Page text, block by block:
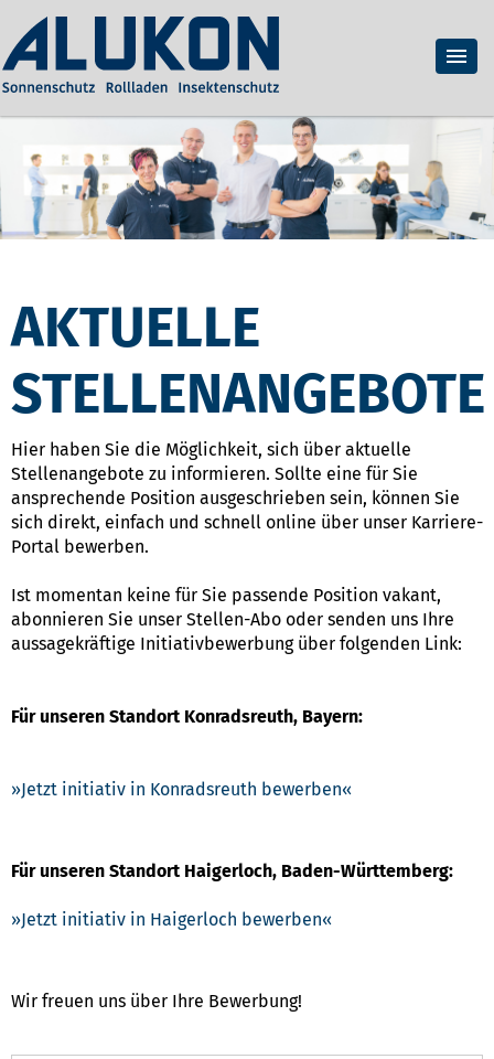
AKTUELLE
STELLENANGEBOTE
Hier haben Sie die Möglichkeit, sich über aktuelle
Stellenangebote zu informieren. Sollte eine für Sie
ansprechende Position ausgeschrieben sein, können Sie
sich direkt, einfach und schnell online über unser Karriere-
Portal bewerben.
Ist momentan keine für Sie passende Position vakant,
abonnieren Sie unser Stellen-Abo oder senden uns Ihre
aussagekräftige Initiativbewerbung über folgenden Link:
Für unseren Standort Konradsreuth, Bayern:
Jetzt initiativ in Konradsreuth bewerben
Für unseren Standort Haigerloch, Baden-Württemberg:
Jetzt initiativ in Haigerloch bewerben
Wir freuen uns über Ihre Bewerbung!